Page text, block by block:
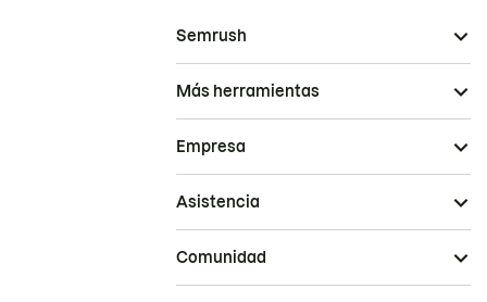
Semrush
Más herramientas
Empresa
Asistencia
Comunidad